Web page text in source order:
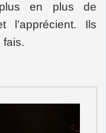
en plus de
l’apprécient. Ils
fais.